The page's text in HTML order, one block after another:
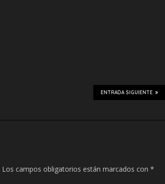
ENTRADA SIGUIENTE
Los campos obligatorios están marcados con *